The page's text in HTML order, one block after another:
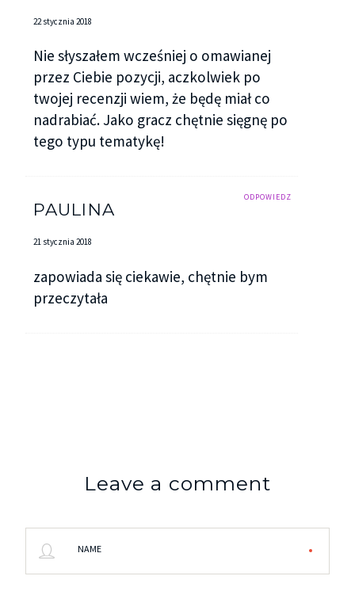
22 stycznia 2018
Nie słyszałem wcześniej o omawianej
przez Ciebie pozycji, aczkolwiek po
twojej recenzji wiem, że będę miał co
nadrabiać. Jako gracz chętnie sięgnę po
tego typu tematykę!
ODPOWIEDZ
PAULINA
21 stycznia 2018
zapowiada się ciekawie, chętnie bym
przeczytała
Leave a comment
NAME